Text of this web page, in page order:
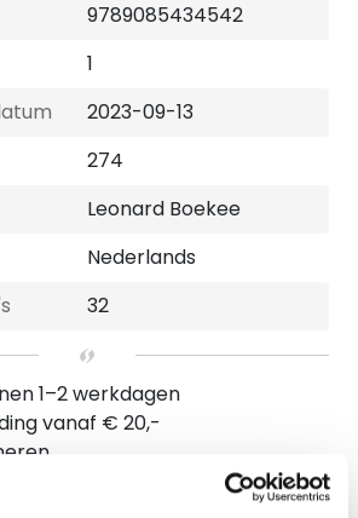
9789085434542
1
2023-09-13
274
Leonard Boekee
Nederlands
32
1–2 werkdagen
vanaf € 20,-